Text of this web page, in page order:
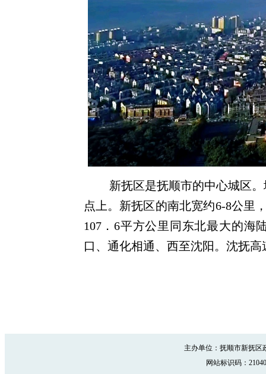
新抚区是抚顺市的中心城区
点上。新抚区的南北宽约6-8公里
107．6平方公里同东北最大的海
口、通化相通、西至沈阳。沈抚
主办单位：抚顺市新抚
网站标识码：